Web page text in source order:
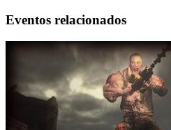
Eventos relacionados